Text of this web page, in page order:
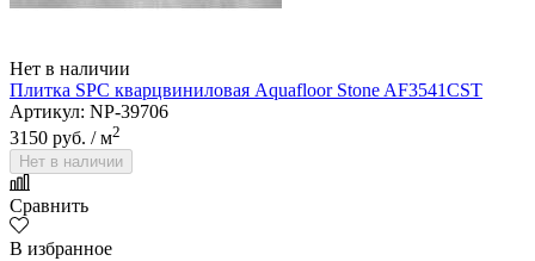
Нет в наличии
Плитка SPC кварцвиниловая Aquafloor Stone AF3541CST
Артикул: NP-39706
3150 руб. / м2
Нет в наличии
Сравнить
В избранное